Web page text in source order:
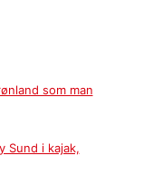
som man
Sund i kajak,